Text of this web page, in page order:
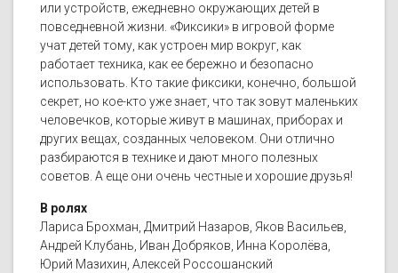
или устройств, ежедневно окружающих детей в
повседневной жизни. «Фиксики» в игровой форме
учат детей тому, как устроен мир вокруг, как
работает техника, как ее бережно и безопасно
использовать. Кто такие фиксики, конечно, большой
секрет, но кое-кто уже знает, что так зовут маленьких
человечков, которые живут в машинах, приборах и
других вещах, созданных человеком. Они отлично
разбираются в технике и дают много полезных
советов. А еще они очень честные и хорошие друзья!
В ролях
Лариса Брохман, Дмитрий Назаров, Яков Васильев,
Андрей Клубань, Иван Добряков, Инна Королёва,
Юрий Мазихин, Алексей Россошанский